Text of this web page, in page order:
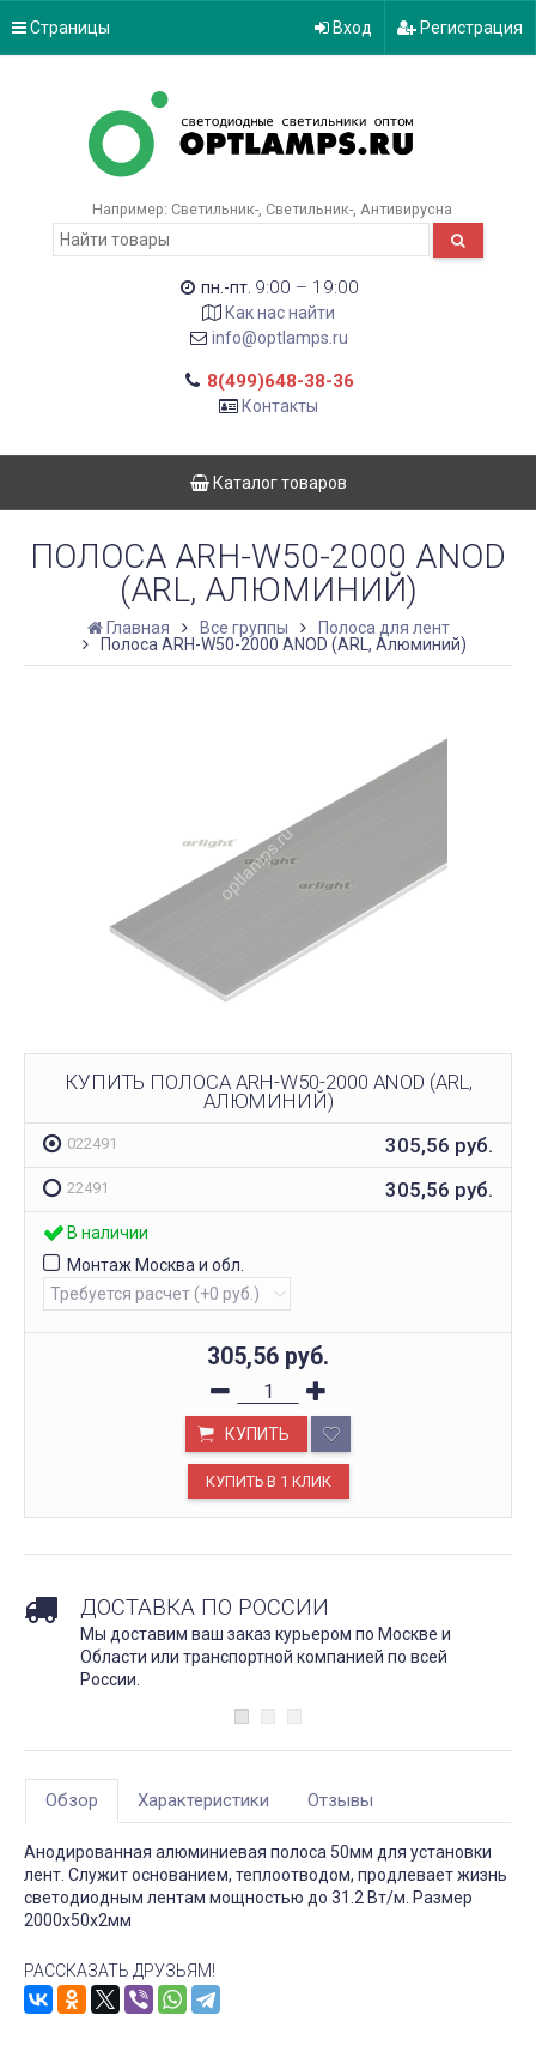
Страницы Вход Регистрация
Например: Светильник- Светильник- Антивирусна
пн.-пт. 9:00 – 19:00
Как нас найти
info@optlamps.ru
8(499)648-38-36
Контакты
Каталог товаров
ПОЛОСА ARH-W50-2000 ANOD
(ARL, АЛЮМИНИЙ)
Главная Все группы
Полоса для лент
Полоса ARH-W50-2000 ANOD (ARL, Алюминий)
КУПИТЬ ПОЛОСА ARH-W50-2000 ANOD (ARL,
АЛЮМИНИЙ)
022491 305,56 руб.
22491 305,56 руб.
В наличии
Монтаж Москва и обл.
305,56 руб.
КУПИТЬ
ДОСТАВКА ПО РОССИИ
Мы доставим ваш заказ курьером по Москве и
Области или транспортной компанией по всей
России.
Обзор Характеристики Отзывы
Анодированная алюминиевая полоса 50мм для установки
лент. Служит основанием, теплоотводом, продлевает жизнь
светодиодным лентам мощностью до 31.2 Вт/м. Размер
2000х50х2мм
РАССКАЗАТЬ ДРУЗЬЯМ!